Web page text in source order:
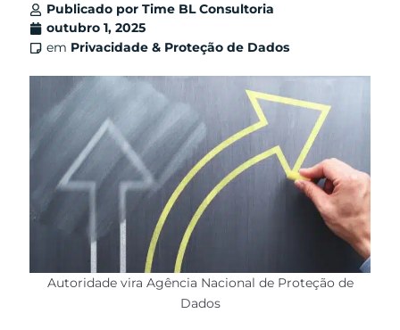
Publicado por Time BL Consultoria
outubro 1, 2025
em Privacidade & Proteção de Dados
Autoridade vira Agência Nacional de Proteção de
Dados